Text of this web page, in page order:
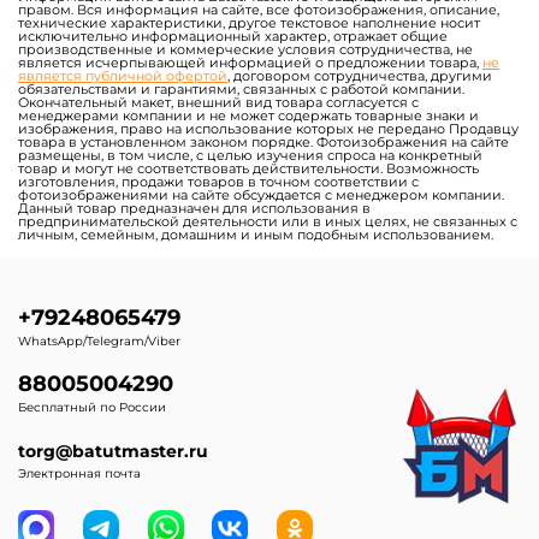
правом. Вся информация на сайте, все фотоизображения, описание,
технические характеристики, другое текстовое наполнение носит
исключительно информационный характер, отражает общие
производственные и коммерческие условия сотрудничества, не
является исчерпывающей информацией о предложении товара, не
является публичной офертой, договором сотрудничества, другими
обязательствами и гарантиями, связанных с работой компании.
Окончательный макет, внешний вид товара согласуется с
менеджерами компании и не может содержать товарные знаки и
изображения, право на использование которых не передано Продавцу
товара в установленном законом порядке. Фотоизображения на сайте
размещены, в том числе, с целью изучения спроса на конкретный
товар и могут не соответствовать действительности. Возможность
изготовления, продажи товаров в точном соответствии с
фотоизображениями на сайте обсуждается с менеджером компании.
Данный товар предназначен для использования в
предпринимательской деятельности или в иных целях, не связанных с
личным, семейным, домашним и иным подобным использованием.
+79248065479
WhatsApp/Telegram/Viber
88005004290
Бесплатный по России
torg@batutmaster.ru
Электронная почта